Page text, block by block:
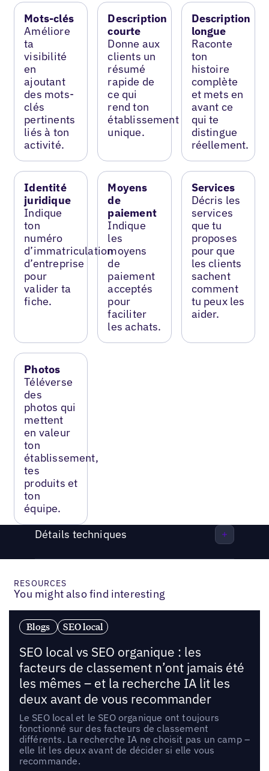
Mots-clés
Améliore
ta
visibilité
en
ajoutant
des mots-
clés
pertinents
liés à ton
activité.
Description
courte
Donne aux
clients un
résumé
rapide de
ce qui
rend ton
établissement
unique.
Description
longue
Raconte
ton
histoire
complète
et mets en
avant ce
qui te
distingue
réellement.
Identité
juridique
Indique
ton
numéro
d’immatriculation
d’entreprise
pour
valider ta
fiche.
Moyens
de
paiement
Indique
les
moyens
de
paiement
acceptés
pour
faciliter
les achats.
Services
Décris les
services
que tu
proposes
pour que
les clients
sachent
comment
tu peux les
aider.
Photos
Téléverse
des
photos qui
mettent
en valeur
ton
établissement,
tes
produits et
ton
équipe.
Détails techniques
RESOURCES
You might also find interesting
Blogs SEO local
SEO local vs SEO organique : les
facteurs de classement n’ont jamais été
les mêmes – et la recherche IA lit les
deux avant de vous recommander
Le SEO local et le SEO organique ont toujours
fonctionné sur des facteurs de classement
différents. La recherche IA ne choisit pas un camp –
elle lit les deux avant de décider si elle vous
recommande.